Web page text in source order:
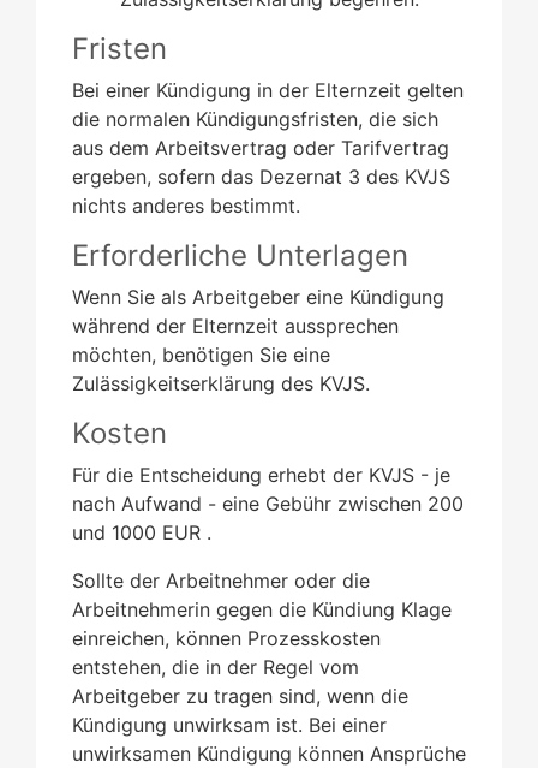
Fristen
Bei einer Kündigung in der Elternzeit gelten
die normalen Kündigungsfristen, die sich
aus dem Arbeitsvertrag oder Tarifvertrag
ergeben, sofern das Dezernat 3 des KVJS
nichts anderes bestimmt.
Erforderliche Unterlagen
Wenn Sie als Arbeitgeber eine Kündigung
während der Elternzeit aussprechen
möchten, benötigen Sie eine
Zulässigkeitserklärung des KVJS.
Kosten
Für die Entscheidung erhebt der KVJS - je
nach Aufwand - eine Gebühr zwischen 200
und 1000 EUR .
Sollte der Arbeitnehmer oder die
Arbeitnehmerin gegen die Kündiung Klage
einreichen, können Prozesskosten
entstehen, die in der Regel vom
Arbeitgeber zu tragen sind, wenn die
Kündigung unwirksam ist. Bei einer
unwirksamen Kündigung können Ansprüche